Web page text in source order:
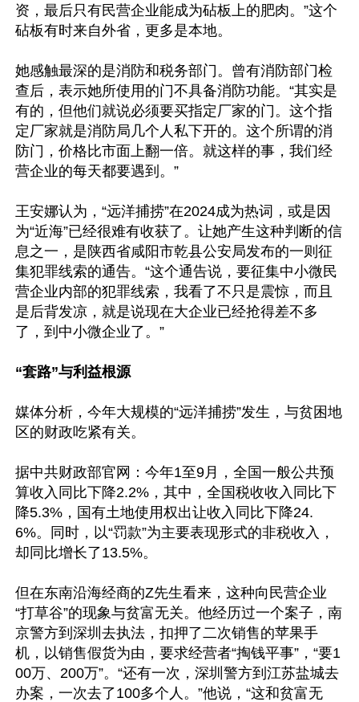
资，最后只有民营企业能成为砧板上的肥肉。”这个
砧板有时来自外省，更多是本地。
她感触最深的是消防和税务部门。曾有消防部门检
查后，表示她所使用的门不具备消防功能。“其实是
有的，但他们就说必须要买指定厂家的门。这个指
定厂家就是消防局几个人私下开的。这个所谓的消
防门，价格比市面上翻一倍。就这样的事，我们经
营企业的每天都要遇到。”
王安娜认为，“远洋捕捞”在2024成为热词，或是因
为“近海”已经很难有收获了。让她产生这种判断的信
息之一，是陕西省咸阳市乾县公安局发布的一则征
集犯罪线索的通告。“这个通告说，要征集中小微民
营企业内部的犯罪线索，我看了不只是震惊，而且
是后背发凉，就是说现在大企业已经抢得差不多
了，到中小微企业了。”
“套路”与利益根源
媒体分析，今年大规模的“远洋捕捞”发生，与贫困地
区的财政吃紧有关。
据中共财政部官网：今年1至9月，全国一般公共预
算收入同比下降2.2%，其中，全国税收收入同比下
降5.3%，国有土地使用权出让收入同比下降24.
6%。同时，以“罚款”为主要表现形式的非税收入，
却同比增长了13.5%。
但在东南沿海经商的Z先生看来，这种向民营企业
“打草谷”的现象与贫富无关。他经历过一个案子，南
京警方到深圳去执法，扣押了二次销售的苹果手
机，以销售假货为由，要求经营者“掏钱平事”，“要1
00万、200万”。“还有一次，深圳警方到江苏盐城去
办案，一次去了100多个人。”他说，“这和贫富无